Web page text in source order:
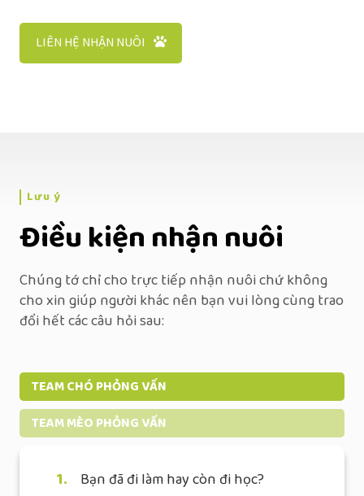
LIÊN HỆ NHẬN NUÔI
Lưu ý
Điều kiện nhận nuôi
Chúng tớ chỉ cho trực tiếp nhận nuôi chứ không
cho xin giúp người khác nên bạn vui lòng cùng trao
đổi hết các câu hỏi sau:
TEAM CHÓ PHỎNG VẤN
TEAM MÈO PHỎNG VẤN
1. Bạn đã đi làm hay còn đi học?